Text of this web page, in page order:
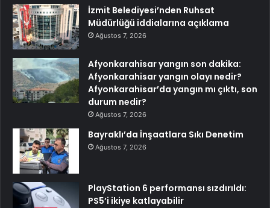
İzmit Belediyesi’nden Ruhsat
Müdürlüğü iddialarına açıklama
Ağustos 7, 2026
Afyonkarahisar yangın son dakika:
Afyonkarahisar yangın olayı nedir?
Afyonkarahisar’da yangın mı çıktı, son
durum nedir?
Ağustos 7, 2026
Bayraklı’da İnşaatlara Sıkı Denetim
Ağustos 7, 2026
PlayStation 6 performansı sızdırıldı:
PS5’i ikiye katlayabilir